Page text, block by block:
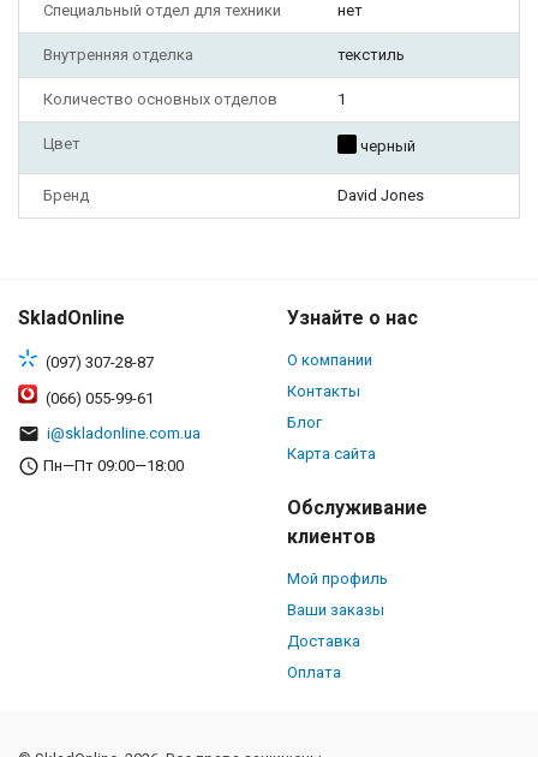
Специальный отдел для техники нет
Внутренняя отделка текстиль
Количество основных отделов 1
Цвет черный
Бренд David Jones
SkladOnline
(097) 307-28-87
(066) 055-99-61
i@skladonline.com.ua
Пн—Пт 09:00—18:00
Узнайте о нас
О компании
Контакты
Блог
Карта сайта
Обслуживание
клиентов
Мой профиль
Ваши заказы
Доставка
Оплата